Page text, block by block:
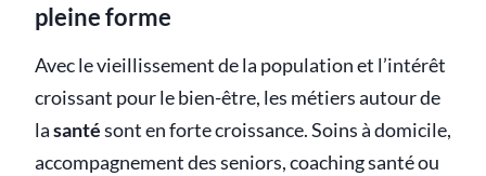
pleine forme
Avec le vieillissement de la population et l’intérêt
croissant pour le bien-être, les métiers autour de
lasantésont en forte croissance. Soins à domicile,
accompagnement des seniors, coaching santé ou